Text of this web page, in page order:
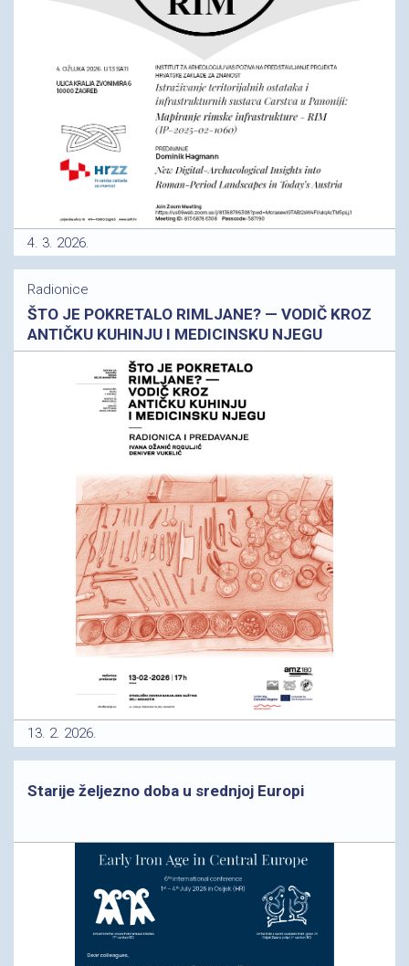
4. 3. 2026.
Radionice
ŠTO JE POKRETALO RIMLJANE? — VODIČ KROZ
ANTIČKU KUHINJU I MEDICINSKU NJEGU
13. 2. 2026.
Starije željezno doba u srednjoj Europi